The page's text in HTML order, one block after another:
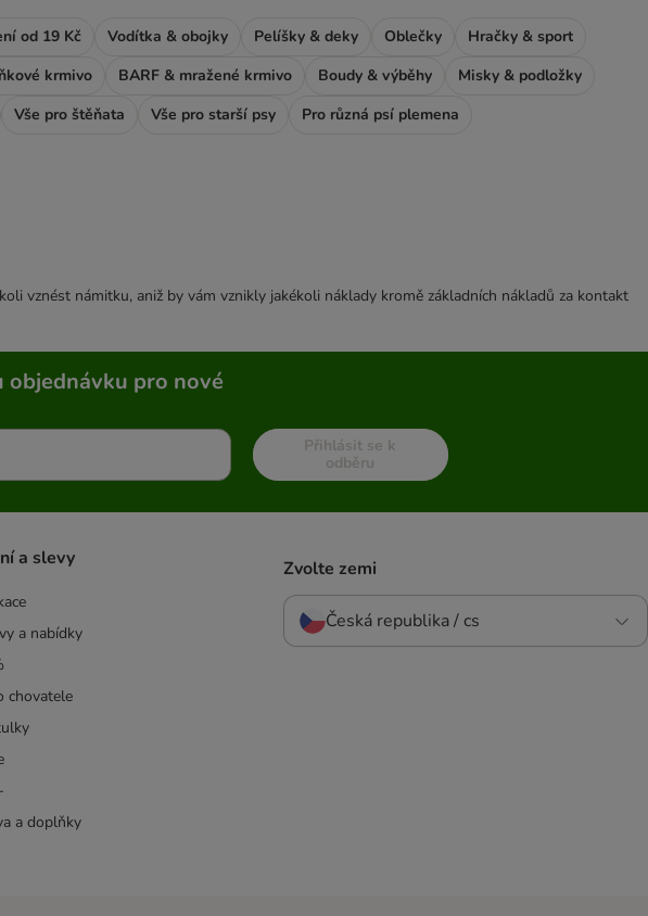
od 19 Kč Vodítka & obojky Pelíšky & deky Oblečky
Hračky & sport
krmivo BARF & mražené krmivo Boudy & výběhy
Misky & podložky
Vše pro štěňata Vše pro starší psy
Pro různá psí plemena
vznést námitku, aniž by vám vznikly jakékoli náklady kromě základních nákladů za kontakt
pro nové
Přihlásit se k
odběru
a slevy
a nabídky
chovatele
a doplňky
Zvolte zemi
Česká republika / cs